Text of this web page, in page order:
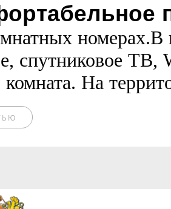
спутниковое ТВ,
комната. На